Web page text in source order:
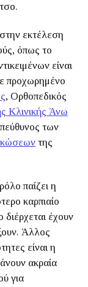
εκτέλεση
όπως το
είναι
προχωρημένο
, Ορθοπεδικός
Κλινικής Άνω
των
της
παίζει η
καρπιαίο
έχουν
Άλλος
είναι η
ακραία
για